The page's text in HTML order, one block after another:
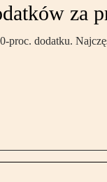
za
dodatku.